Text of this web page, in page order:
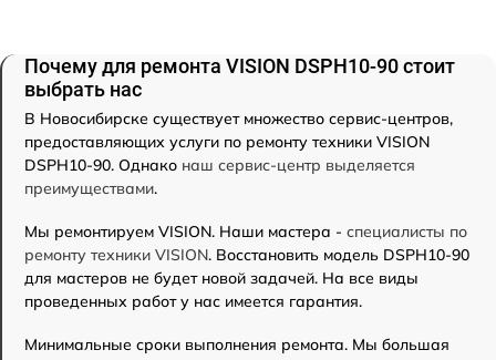
Почему для ремонта VISION DSPH10-90 стоит
выбрать нас
В Новосибирске существует множество сервис-центров,
предоставляющих услуги по ремонту техники VISION
DSPH10-90. Однако наш сервис-центр выделяется
преимуществами.
Мы ремонтируем VISION. Наши мастера - специалисты по
ремонту техники VISION. Восстановить модель DSPH10-90
для мастеров не будет новой задачей. На все виды
проведенных работ у нас имеется гарантия.
Минимальные сроки выполнения ремонта. Мы большая